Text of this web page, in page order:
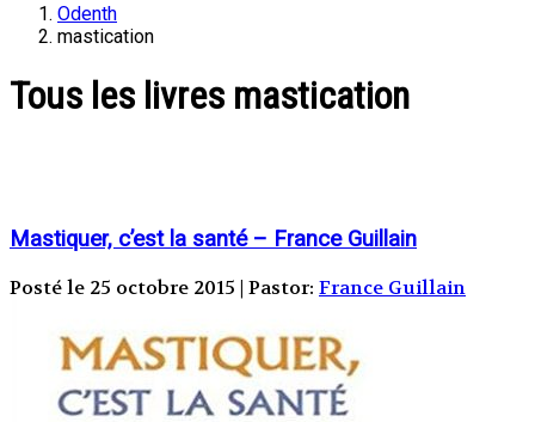
Odenth
mastication
Tous les livres mastication
Mastiquer, c’est la santé – France Guillain
Posté le 25 octobre 2015 | Pastor: France Guillain